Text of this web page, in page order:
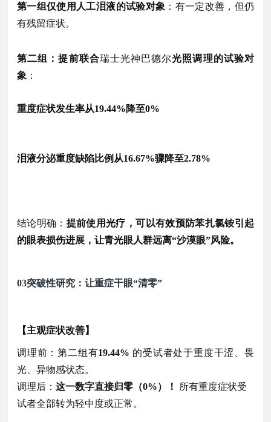
第一组仅使用人工泪液的试验对象 ：有一定改善，但仍
有残留症状。
第二组：提前联合瑞士光神巴德尔光照调理的试验对
象 ：
重度症状发生率从19.44%降至0%
泪液分泌重度缺陷比例从16.67%骤降至2.78%
结论明确： 提前使用光疗，可以有效预防苯扎氯铵引起
的眼表损伤进展，让青光眼人群远离“沙漠眼”风险。
03突破性研究：让重症干眼“清零”
【主观症状改善】
调理前：第二组有19.44% 的受试者处于重度干涩、畏
光、异物感状态。
调理后：这一数字直接归零（0%）！
所有重度症状受
试者全部转为轻中度或正常。